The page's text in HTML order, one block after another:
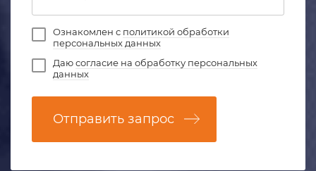
Ознакомлен с политикой обработки
персональных данных
Даюсогласие на обработку персональных
данных
Отправить запрос